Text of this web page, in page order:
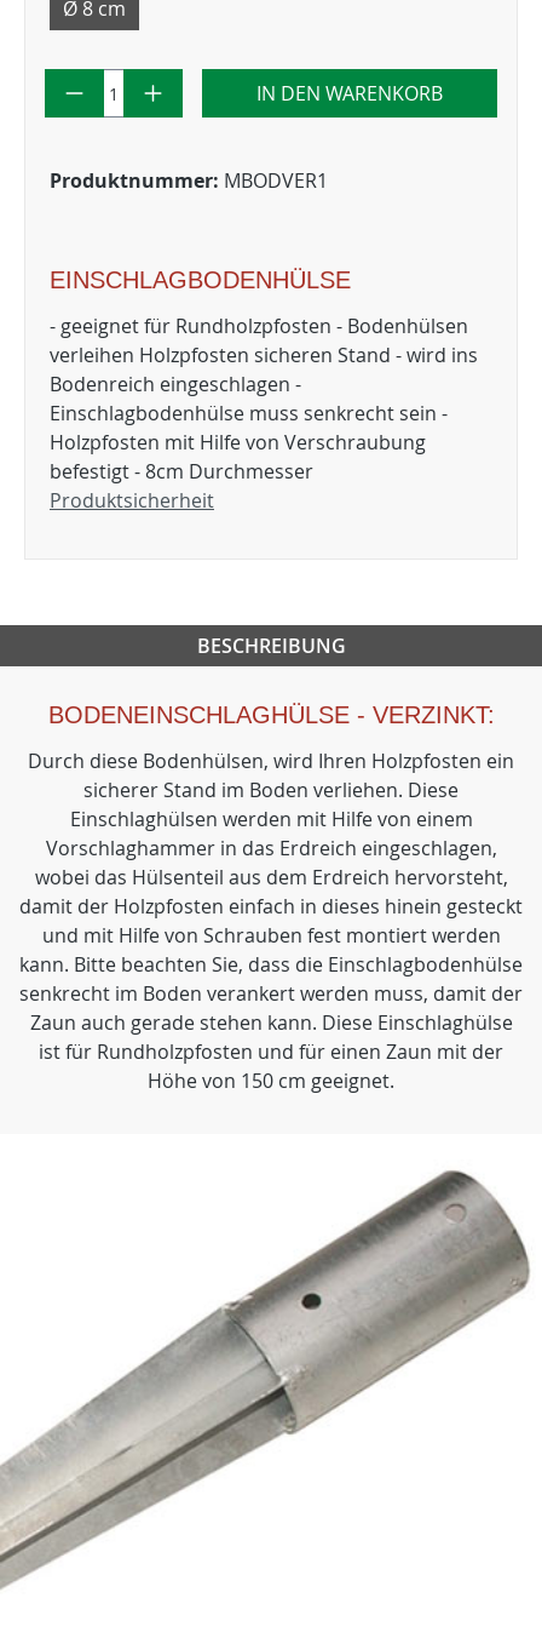
Ø 8 cm
IN DEN WARENKORB
Produktnummer: MBODVER1
EINSCHLAGBODENHÜLSE
- geeignet für Rundholzpfosten - Bodenhülsen
verleihen Holzpfosten sicheren Stand - wird ins
Bodenreich eingeschlagen -
Einschlagbodenhülse muss senkrecht sein -
Holzpfosten mit Hilfe von Verschraubung
befestigt - 8cm Durchmesser
Produktsicherheit
BESCHREIBUNG
BODENEINSCHLAGHÜLSE - VERZINKT:
Durch diese Bodenhülsen, wird Ihren Holzpfosten ein
sicherer Stand im Boden verliehen. Diese
Einschlaghülsen werden mit Hilfe von einem
Vorschlaghammer in das Erdreich eingeschlagen,
wobei das Hülsenteil aus dem Erdreich hervorsteht,
damit der Holzpfosten einfach in dieses hinein gesteckt
und mit Hilfe von Schrauben fest montiert werden
kann. Bitte beachten Sie, dass die Einschlagbodenhülse
senkrecht im Boden verankert werden muss, damit der
Zaun auch gerade stehen kann. Diese Einschlaghülse
ist für Rundholzpfosten und für einen Zaun mit der
Höhe von 150 cm geeignet.